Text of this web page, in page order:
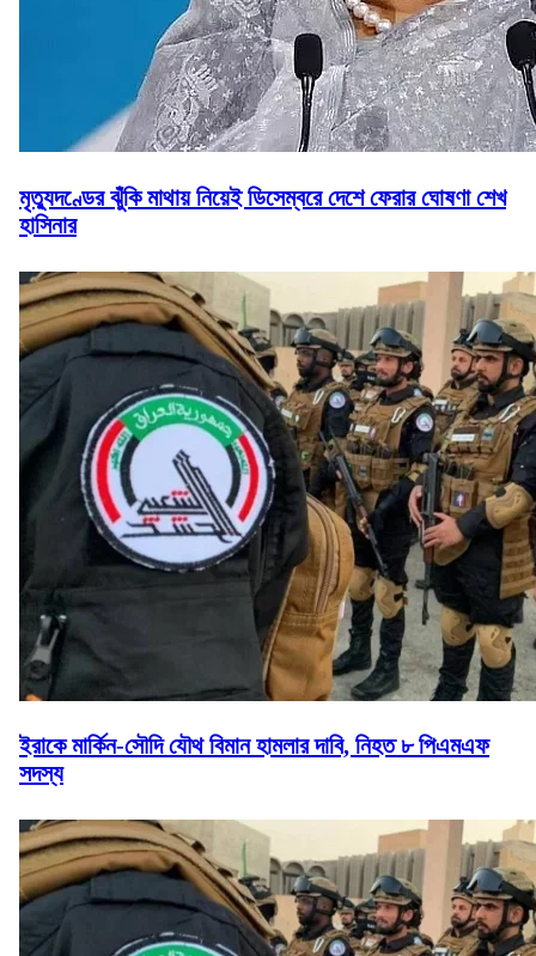
মৃত্যুদণ্ডের ঝুঁকি মাথায় নিয়েই ডিসেম্বরে দেশে ফেরার ঘোষণা শেখ
হাসিনার
ইরাকে মার্কিন-সৌদি যৌথ বিমান হামলার দাবি, নিহত ৮ পিএমএফ
সদস্য